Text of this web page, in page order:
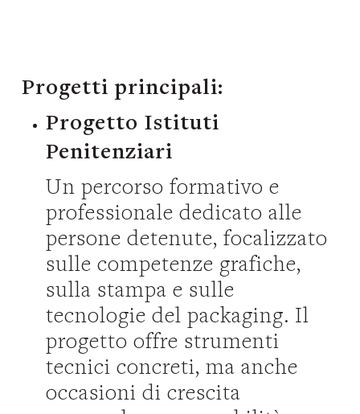
Progetti principali:
Progetto Istituti
Penitenziari
Un percorso formativo e
professionale dedicato alle
persone detenute, focalizzato
sulle competenze grafiche,
sulla stampa e sulle
tecnologie del packaging. Il
progetto offre strumenti
tecnici concreti, ma anche
occasioni di crescita